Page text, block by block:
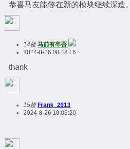
恭喜马友能够在新的模块继续深造。
14楼 马前有卒否
2024-8-26 08:48:16
thank
15楼 Frank_2013
2024-8-26 10:05:20